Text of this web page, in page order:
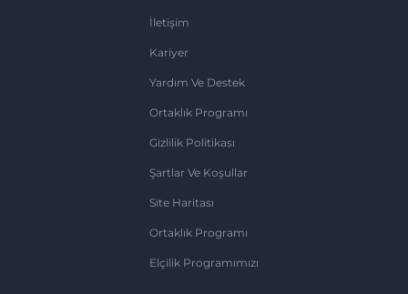
İletişim
Kariyer
Yardım Ve Destek
Ortaklık Programı
Gizlilik Politikası
Şartlar Ve Koşullar
Site Haritası
Ortaklık Programı
Elçilik Programımızı